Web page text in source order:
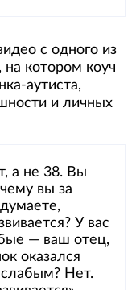
с одного из
котором коуч
аутиста,
и личных
а не 38. Вы
вы за
У вас
— ваш отец,
оказался
Нет.